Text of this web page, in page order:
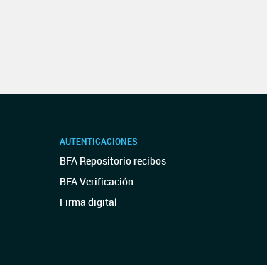
AUTENTICACIONES
BFA Repositorio recibos
BFA Verificación
Firma digital